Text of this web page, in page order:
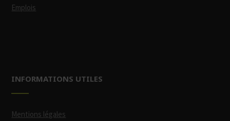
Emplois
INFORMATIONS UTILES
Mentions légales